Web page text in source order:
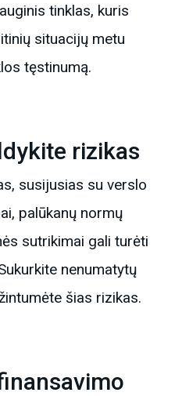
tinklas, kuris
situacijų metu
tęstinumą.
rizikas
susijusias su verslo
palūkanų normų
sutrikimai gali turėti
nenumatytų
šias rizikas.